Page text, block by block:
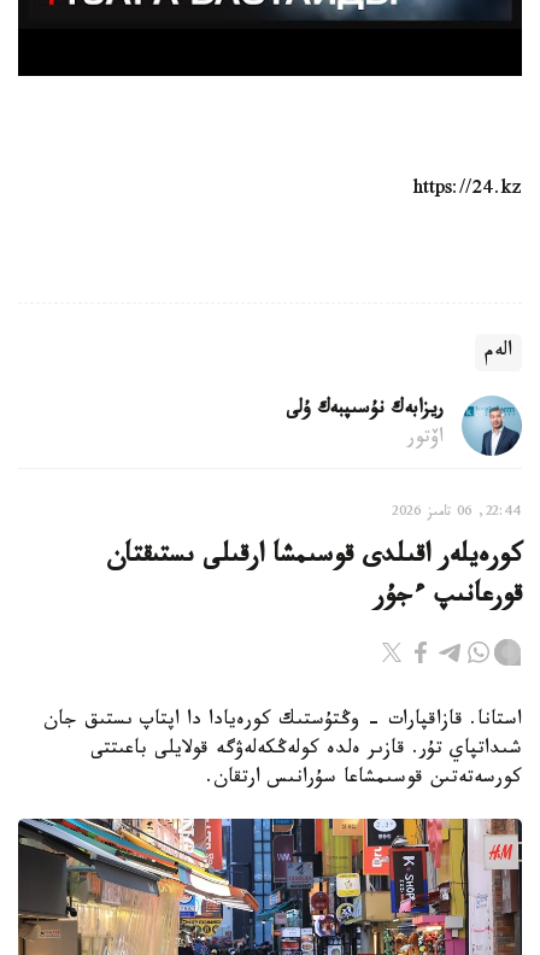
https://24.kz
الەم
ريزابەك نۇسىپبەك ۇلى
اۆتور
22:44, 06 تامىز 2026
كورەيلەر اقىلدى قوسىمشا ارقىلى ىستىقتان
قورعانىپ ءجۇر
استانا. قازاقپارات - وڭتۇستىك كورەيادا دا اپتاپ ىستىق جان
شىداتپاي تۇر. قازىر ەلدە كولەڭكەلەۋگە قولايلى باعىتتى
كورسەتەتىن قوسىمشاعا سۇرانىس ارتقان.